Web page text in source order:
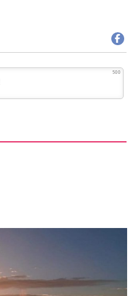
500